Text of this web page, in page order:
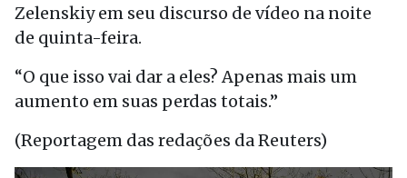
Zelenskiy em seu discurso de vídeo na noite
de quinta-feira.
“O que isso vai dar a eles? Apenas mais um
aumento em suas perdas totais.”
(Reportagem das redações da Reuters)